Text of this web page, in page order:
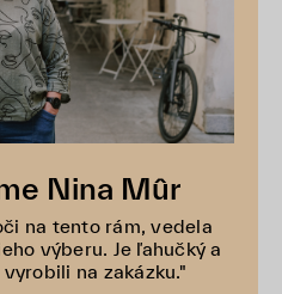
Nina Mûr
na tento rám, vedela
výberu. Je ľahučký a
na zakázku."